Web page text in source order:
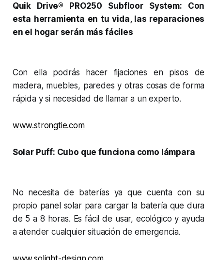
Quik Drive® PRO250 Subfloor System: Con
esta herramienta en tu vida, las reparaciones
en el hogar serán más fáciles
Con ella podrás hacer fijaciones en pisos de
madera, muebles, paredes y otras cosas de forma
rápida y si necesidad de llamar a un experto.
www.strongtie.com
Solar Puff: Cubo que funciona como lámpara
No necesita de baterías ya que cuenta con su
propio panel solar para cargar la batería que dura
de 5 a 8 horas. Es fácil de usar, ecológico y ayuda
a atender cualquier situación de emergencia.